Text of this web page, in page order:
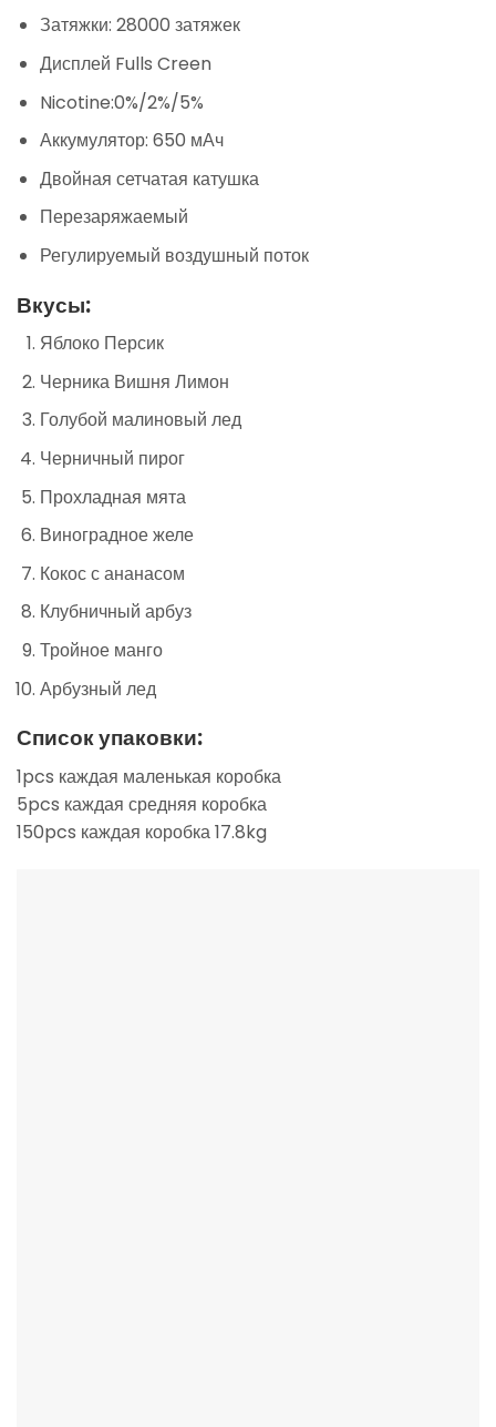
Затяжки: 28000 затяжек
Дисплей Fulls Creen
Nicotine:0%/2%/5%
Аккумулятор: 650 мАч
Двойная сетчатая катушка
Перезаряжаемый
Регулируемый воздушный поток
Вкусы:
Яблоко Персик
Черника Вишня Лимон
Голубой малиновый лед
Черничный пирог
Прохладная мята
Виноградное желе
Кокос с ананасом
Клубничный арбуз
Тройное манго
Арбузный лед
Список упаковки:
1pcs каждая маленькая коробка
5pcs каждая средняя коробка
150pcs каждая коробка 17.8kg